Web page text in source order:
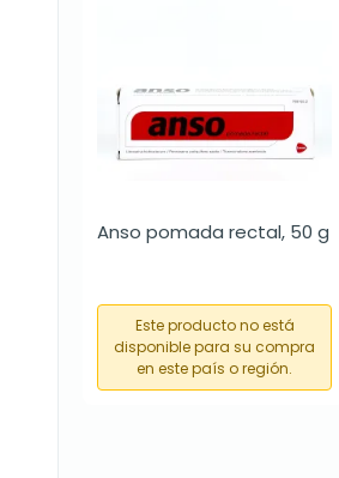
Anso pomada rectal, 50 g
Este producto no está
disponible para su compra
en este país o región.